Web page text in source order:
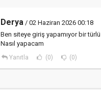
Derya / 02 Haziran 2026 00:18
Ben siteye giriş yapamıyor bir türlü
Nasıl yapacam
Yanıtla (0) (0)